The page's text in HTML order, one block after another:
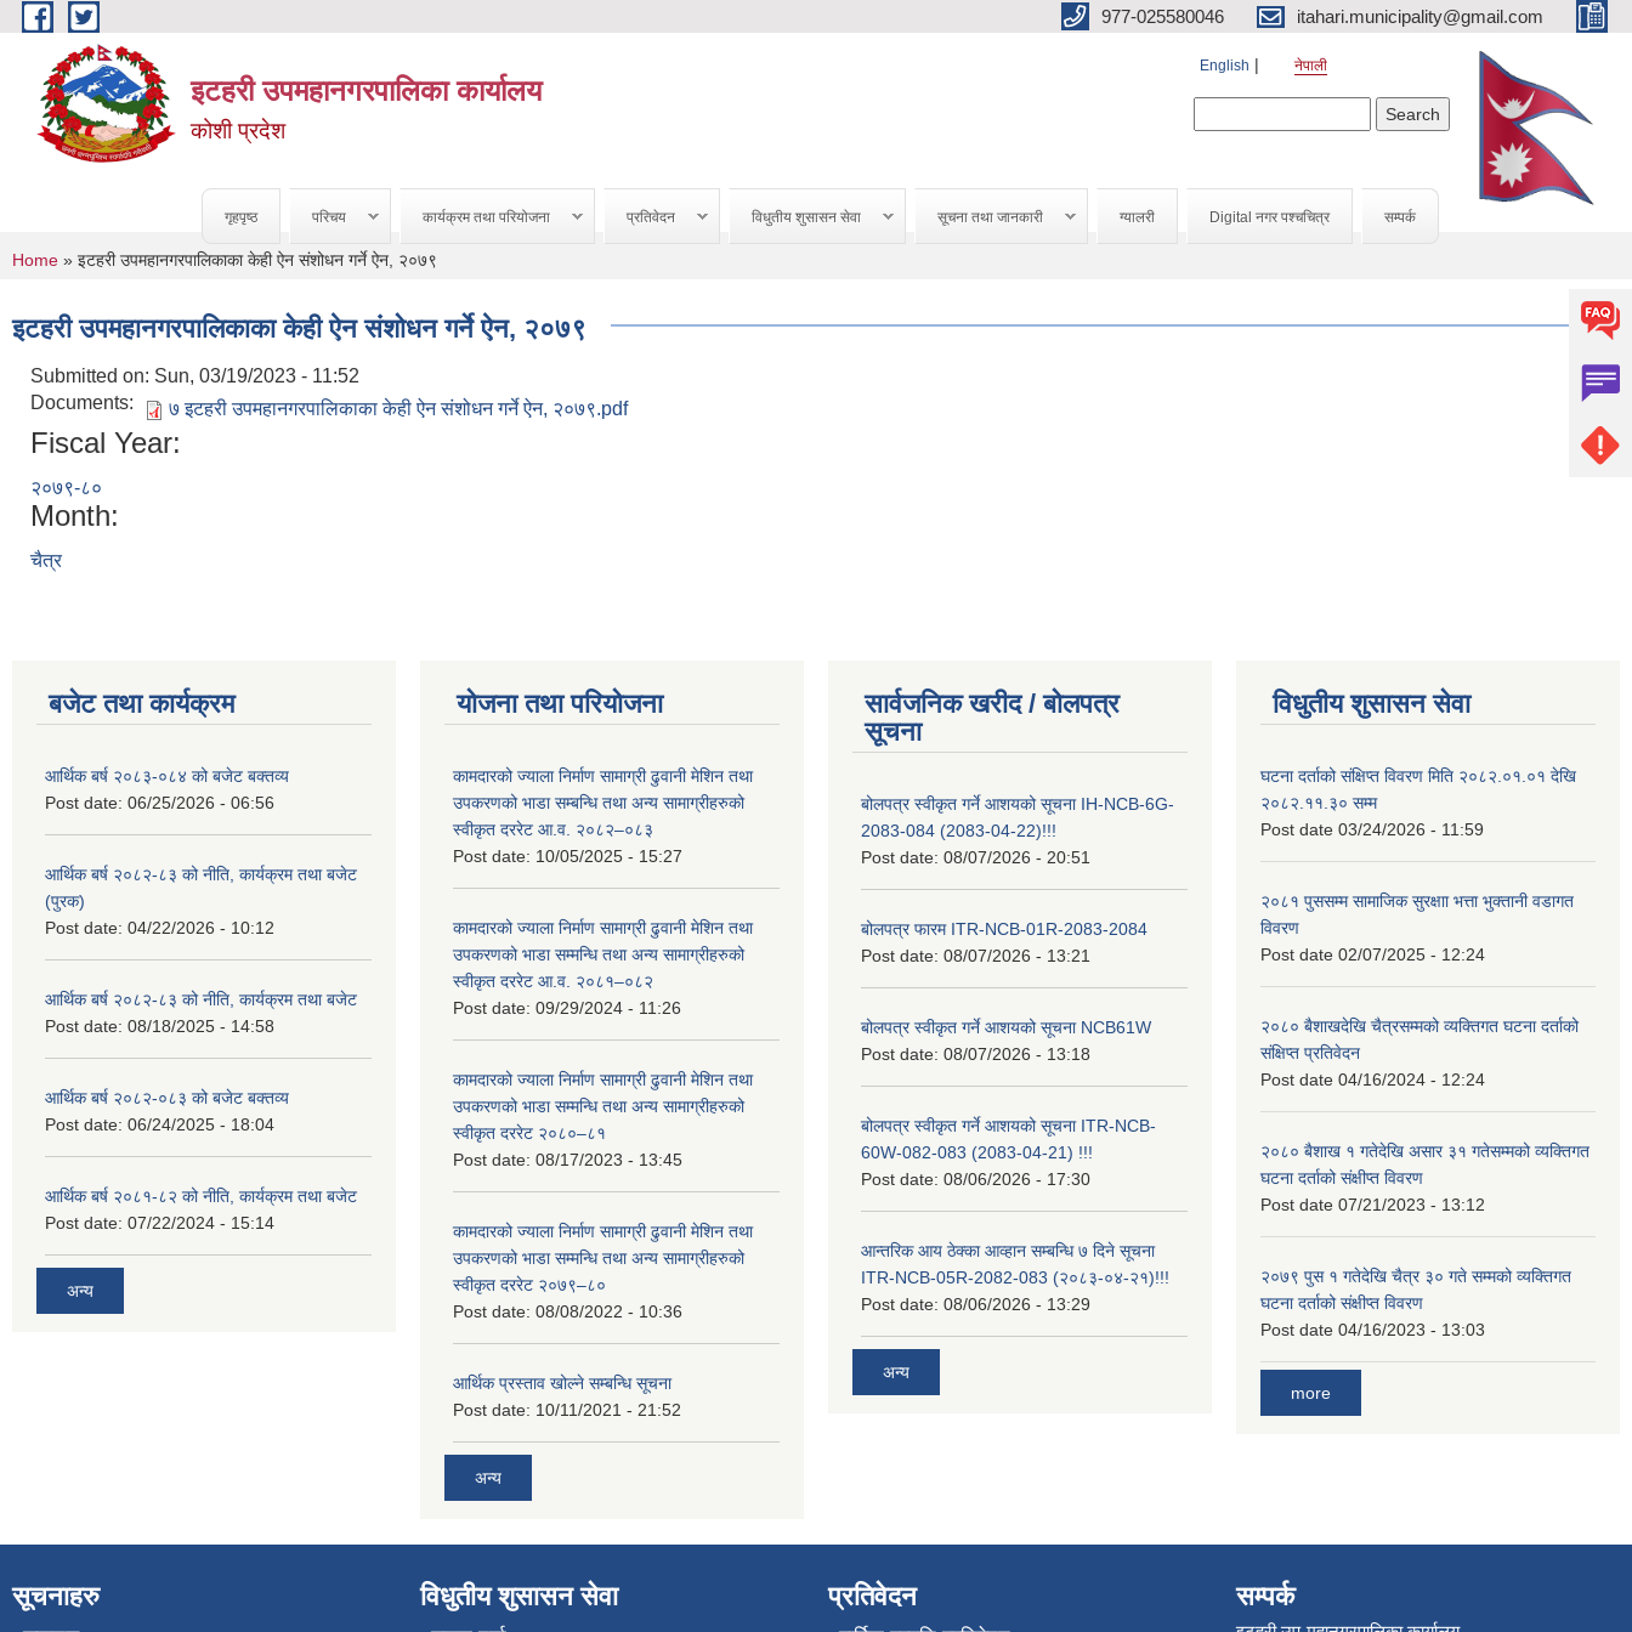
Skip to main content 977-025580046 itahari.municipality@gmail.com
इटहरी उपमहानगरपालिका कार्यालय
कोशी प्रदेश
English नेपाली
गृहपृष्ठ परिचय कार्यक्रम तथा परियोजना प्रतिवेदन विधुतीय शुसासन सेवा सूचना तथा जानकारी ग्यालरी Digital नगर पश्चचित्र सम्पर्क
You are here
Home » इटहरी उपमहानगरपालिकाका केही ऐन संशोधन गर्ने ऐन, २०७९
इटहरी उपमहानगरपालिकाका केही ऐन संशोधन गर्ने ऐन, २०७९
Submitted on: Sun, 03/19/2023 - 11:52
Documents:
७ इटहरी उपमहानगरपालिकाका केही ऐन संशोधन गर्ने ऐन, २०७९.pdf
Fiscal Year:
२०७९-८०
Month:
चैत्र
बजेट तथा कार्यक्रम
आर्थिक बर्ष २०८३-०८४ को बजेट बक्तव्य
Post date: 06/25/2026 - 06:56
आर्थिक बर्ष २०८२-८३ को नीति, कार्यक्रम तथा बजेट
(पुरक)
Post date: 04/22/2026 - 10:12
आर्थिक बर्ष २०८२-८३ को नीति, कार्यक्रम तथा बजेट
Post date: 08/18/2025 - 14:58
आर्थिक बर्ष २०८२-०८३ को बजेट बक्तव्य
Post date: 06/24/2025 - 18:04
आर्थिक बर्ष २०८१-८२ को नीति, कार्यक्रम तथा बजेट
Post date: 07/22/2024 - 15:14
अन्य
योजना तथा परियोजना
कामदारको ज्याला निर्माण सामाग्री ढुवानी मेशिन तथा
उपकरणको भाडा सम्बन्धि तथा अन्य सामाग्रीहरुको
स्वीकृत दररेट आ.व. २०८२–०८३
Post date: 10/05/2025 - 15:27
कामदारको ज्याला निर्माण सामाग्री ढुवानी मेशिन तथा
उपकरणको भाडा सम्मन्धि तथा अन्य सामाग्रीहरुको
स्वीकृत दररेट आ.व. २०८१–०८२
Post date: 09/29/2024 - 11:26
कामदारको ज्याला निर्माण सामाग्री ढुवानी मेशिन तथा
उपकरणको भाडा सम्मन्धि तथा अन्य सामाग्रीहरुको
स्वीकृत दररेट २०८०–८१
Post date: 08/17/2023 - 13:45
कामदारको ज्याला निर्माण सामाग्री ढुवानी मेशिन तथा
उपकरणको भाडा सम्मन्धि तथा अन्य सामाग्रीहरुको
स्वीकृत दररेट २०७९–८०
Post date: 08/08/2022 - 10:36
आर्थिक प्रस्ताव खोल्ने सम्बन्धि सूचना
Post date: 10/11/2021 - 21:52
अन्य
सार्वजनिक खरीद / बोलपत्र
सूचना
बोलपत्र स्वीकृत गर्ने आशयको सूचना IH-NCB-6G-
2083-084 (2083-04-22)!!!
Post date: 08/07/2026 - 20:51
बोलपत्र फारम ITR-NCB-01R-2083-2084
Post date: 08/07/2026 - 13:21
बोलपत्र स्वीकृत गर्ने आशयको सूचना NCB61W
Post date: 08/07/2026 - 13:18
बोलपत्र स्वीकृत गर्ने आशयको सूचना ITR-NCB-
60W-082-083 (2083-04-21) !!!
Post date: 08/06/2026 - 17:30
आन्तरिक आय ठेक्का आव्हान सम्बन्धि ७ दिने सूचना
ITR-NCB-05R-2082-083 (२०८३-०४-२१)!!!
Post date: 08/06/2026 - 13:29
अन्य
विधुतीय शुसासन सेवा
घटना दर्ताको संक्षिप्त विवरण मिति २०८२.०१.०१ देखि
२०८२.११.३० सम्म
Post date 03/24/2026 - 11:59
२०८१ पुससम्म सामाजिक सुरक्षाा भत्ता भुक्तानी वडागत
विवरण
Post date 02/07/2025 - 12:24
२०८० बैशाखदेखि चैत्रसम्मको व्यक्तिगत घटना दर्ताको
संक्षिप्त प्रतिवेदन
Post date 04/16/2024 - 12:24
२०८० बैशाख १ गतेदेखि असार ३१ गतेसम्मको व्यक्तिगत
घटना दर्ताको संक्षीप्त विवरण
Post date 07/21/2023 - 13:12
२०७९ पुस १ गतेदेखि चैत्र ३० गते सम्मको व्यक्तिगत
घटना दर्ताको संक्षीप्त विवरण
Post date 04/16/2023 - 13:03
more
सूचनाहरु विधुतीय शुसासन सेवा प्रतिवेदन सम्पर्क